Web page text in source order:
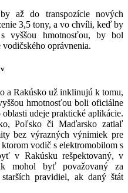
až do transpozície nových
3,5 tony, a vo chvíli, keď by
vyššou hmotnosťou, by bol
oprávnenia.
a Rakúsko už inklinujú k tomu,
hmotnosťou boli oficiálne
udeje praktické aplikácie.
Poľsko či Maďarsko zatiaľ
bez výrazných výnimiek pre
vodič s elektromobilom s
v Rakúsku rešpektovaný, v
mohol byť považovaný za
pravidiel, ak daný štát